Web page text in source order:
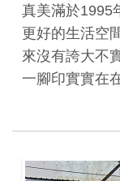
真美滿於1995
更好的生活空
來沒有誇大不
一腳印實實在